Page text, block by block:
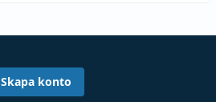
Skapa konto